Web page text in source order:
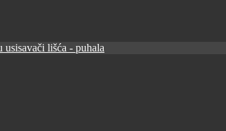
usisavači lišća - puhala